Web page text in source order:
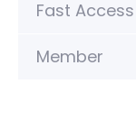
Fast Access
Member